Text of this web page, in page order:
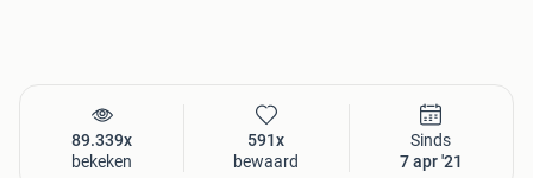
+ Scherpe en eerlijke prijzen
+ Gratis 100% rijklaar geleverd
89.339x
bekeken
591x
bewaard
Sinds
7 apr '21